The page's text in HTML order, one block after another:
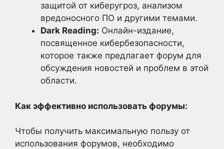
защитой от киберугроз, анализом
вредоносного ПО и другими темами.
Dark Reading: Онлайн-издание,
посвященное кибербезопасности,
которое также предлагает форум для
обсуждения новостей и проблем в этой
области.
Как эффективно использовать форумы:
Чтобы получить максимальную пользу от
использования форумов, необходимо